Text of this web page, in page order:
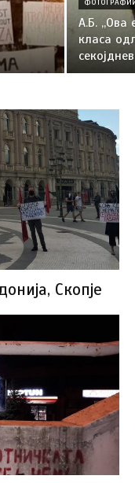
А.Б. „Ова
класа
Скопје